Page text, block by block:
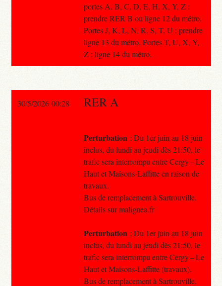
portes A, B, C, D, E, H, X, Y, Z :
prendre RER B ou ligne 12 du métro.
Portes J, K, L, N, R, S, T, U : prendre
ligne 13 du métro. Portes T, U, X, Y,
Z : ligne 14 du métro.
30/5/2026 00:28 RER A
Perturbation : Du 1er juin au 18 juin
inclus, du lundi au jeudi dès 21:50, le
trafic sera interrompu entre Cergy – Le
Haut et Maisons-Laffitte en raison de
travaux.
Bus de remplacement à Sartrouville.
Détails sur malignea.fr
Perturbation : Du 1er juin au 18 juin
inclus, du lundi au jeudi dès 21:50, le
trafic sera interrompu entre Cergy – Le
Haut et Maisons-Laffitte (travaux).
Bus de remplacement à Sartrouville.